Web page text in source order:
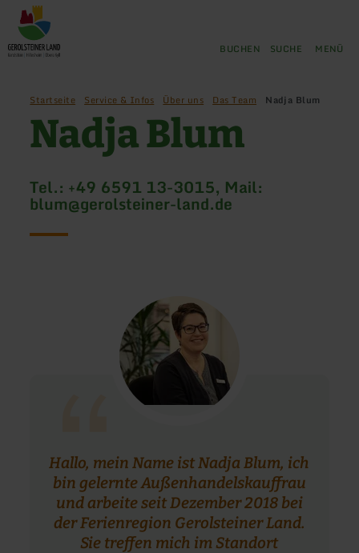
Zurück
zur
Startseite
BUCHEN SUCHE MENÜ
Startseite Service & Infos Über uns Das Team Nadja Blum
Nadja Blum
Tel.: +49 6591 13-3015, Mail:
blum@gerolsteiner-land.de
“
Hallo, mein Name ist Nadja Blum, ich
bin gelernte Außenhandelskauffrau
und arbeite seit Dezember 2018 bei
der Ferienregion Gerolsteiner Land.
Sie treffen mich im Standort